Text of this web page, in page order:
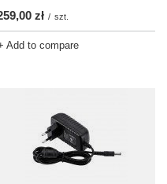
zł / szt.
Add to compare